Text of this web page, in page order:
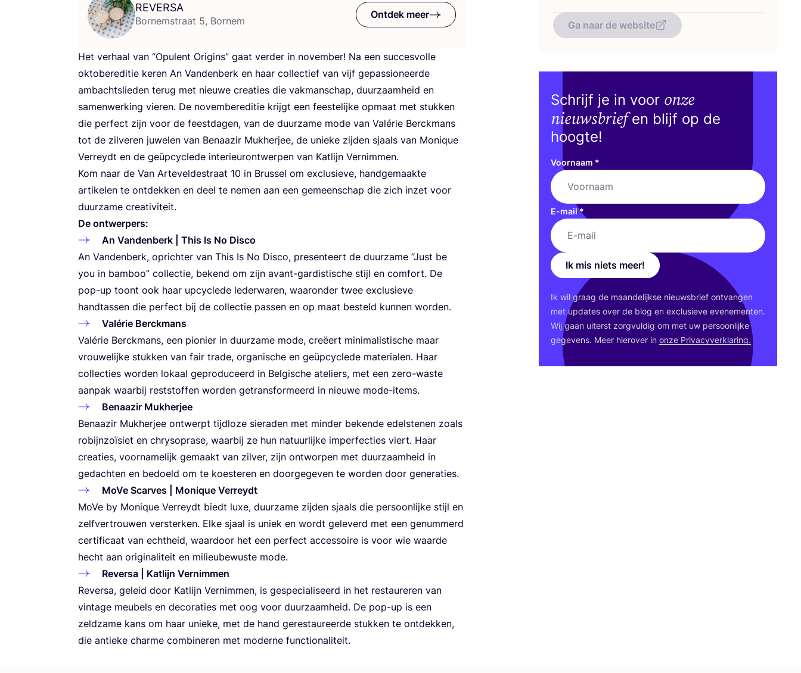
REVERSA
Bornemstraat 5, Bornem
Ontdek meer
Het ver­haal van “Opu­lent Ori­gins” gaat ver­der in novem­ber! Na een suc­ces­vol­le
okto­ber­edi­tie keren An Van­den­berk en haar col­lec­tief van vijf gepas­si­o­neer­de
ambachts­lie­den terug met nieu­we cre­a­ties die vak­man­schap, duur­zaam­heid en
samen­wer­king vie­ren. De novem­ber­edi­tie krijgt een fees­te­lij­ke opmaat met stuk­ken
die per­fect zijn voor de feest­da­gen, van de duur­za­me mode van Valé­rie Ber­ck­mans
tot de zil­ve­ren juwe­len van Benaazir Muk­her­jee, de unie­ke zij­den sjaals van Moni­que
Ver­reydt en de geüp­cy­cle­de inte­ri­eur­ont­wer­pen van Kat­lijn Vernimmen.
Kom naar de Van Art­e­vel­de­straat 10 in Brus­sel om exclu­sie­ve, hand­ge­maak­te
arti­ke­len te ont­dek­ken en deel te nemen aan een gemeen­schap die zich inzet voor
duur­za­me creativiteit.
De ont­wer­pers:
An Van­den­berk | This Is No Disco
An Van­den­berk, oprich­ter van This Is No Dis­co, pre­sen­teert de duur­za­me “Just be
you in bam­boo” col­lec­tie, bekend om zijn avant-gar­dis­ti­sche stijl en com­fort. De
pop-up toont ook haar upcy­cle­de leder­wa­ren, waar­on­der twee exclu­sie­ve
hand­tas­sen die per­fect bij de col­lec­tie pas­sen en op maat besteld kun­nen worden.
Valé­rie Berckmans
Valé­rie Ber­ck­mans, een pio­nier in duur­za­me mode, cre­ëert mini­ma­lis­ti­sche maar
vrou­we­lij­ke stuk­ken van fair tra­de, orga­ni­sche en geüp­cy­cle­de mate­ri­a­len. Haar
col­lec­ties wor­den lokaal gepro­du­ceerd in Bel­gi­sche ate­liers, met een zero-was­te
aan­pak waar­bij rest­stof­fen wor­den getrans­for­meerd in nieu­we mode-items.
Benaazir Muk­her­jee
Benaazir Muk­her­jee ont­werpt tijd­lo­ze sie­ra­den met min­der beken­de edel­ste­nen zoals
robijn­zo­ï­siet en chry­so­pra­se, waar­bij ze hun natuur­lij­ke imper­fec­ties viert. Haar
cre­a­ties, voor­na­me­lijk gemaakt van zil­ver, zijn ont­wor­pen met duur­zaam­heid in
gedach­ten en bedoeld om te koes­te­ren en door­ge­ge­ven te wor­den door generaties.
MoVe Scar­ves | Moni­que Verreydt
MoVe by Moni­que Ver­reydt biedt luxe, duur­za­me zij­den sjaals die per­soon­lij­ke stijl en
zelf­ver­trou­wen ver­ster­ken. Elke sjaal is uniek en wordt gele­verd met een genum­merd
cer­ti­fi­caat van echt­heid, waar­door het een per­fect acces­soi­re is voor wie waar­de
hecht aan ori­gi­na­li­teit en mili­eu­be­wus­te mode.
Rever­sa | Kat­lijn Vernimmen
Rever­sa, geleid door Kat­lijn Ver­nim­men, is gespe­ci­a­li­seerd in het res­tau­re­ren van
vin­ta­ge meu­bels en deco­ra­ties met oog voor duur­zaam­heid. De pop-up is een
zeld­za­me kans om haar unie­ke, met de hand geres­tau­reer­de stuk­ken te ont­dek­ken,
die antie­ke char­me com­bi­ne­ren met moder­ne functionaliteit.
Ga naar de website
Schrijf je in voor onze
nieuwsbriefen blijf op de
hoogte!
Voornaam *
E-mail*
Ik mis niets meer!
Ik wil graag de maan­de­lijk­se nieuws­brief ont­van­gen
met upda­tes over de blog en exclu­sie­ve eve­ne­men­ten.
Wij gaan uiterst zorg­vul­dig om met uw per­soon­lij­ke
gege­vens. Meer hier­over in onze Pri­va­cy­ver­kla­ring.